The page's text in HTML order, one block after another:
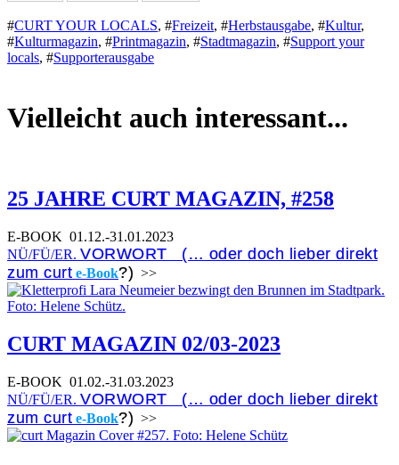
#CURT YOUR LOCALS, #Freizeit, #Herbstausgabe, #Kultur,
#Kulturmagazin, #Printmagazin, #Stadtmagazin, #Support your
locals, #Supporterausgabe
Vielleicht auch interessant...
25 JAHRE CURT MAGAZIN, #258
E-BOOK 01.12.-31.01.2023
NÜ/FÜ/ER. VORWORT (… oder doch lieber direkt
zum curt e-Book?) >>
CURT MAGAZIN 02/03-2023
E-BOOK 01.02.-31.03.2023
NÜ/FÜ/ER. VORWORT (… oder doch lieber direkt
zum curt e-Book?) >>